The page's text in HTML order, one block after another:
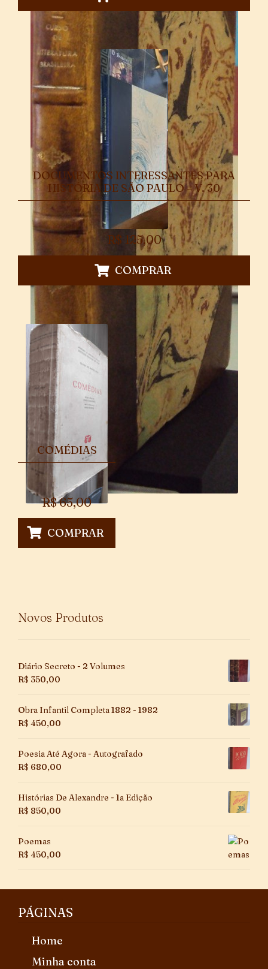
DOCUMENTOS INTERESSANTES PARA
HISTÓRIA DE SÃO PAULO – V. 30
R$ 125,00
COMPRAR
COMÉDIAS
R$65,00
COMPRAR
Novos Produtos
Diário Secreto - 2 Volumes
R$ 350,00
Obra Infantil Completa 1882 - 1982
R$ 450,00
Poesia Até Agora - Autografado
R$ 680,00
Histórias De Alexandre - 1a Edição
R$ 850,00
Poemas
R$ 450,00
PÁGINAS
Home
Minha conta